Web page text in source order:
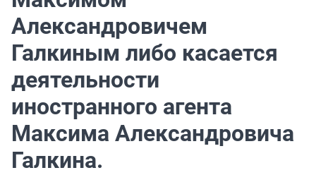
Александровичем
Галкиным либо касается
деятельности
иностранного агента
Максима Александровича
Галкина.